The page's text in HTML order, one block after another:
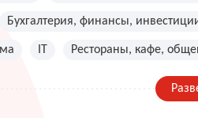
Бухгалтерия, финансы,
Рестораны, кафе,